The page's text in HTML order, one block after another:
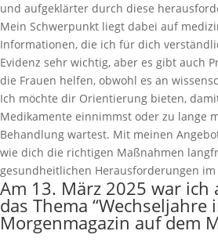
und aufgeklärter durch diese
Mein Schwerpunkt liegt dabei auf
Informationen, die ich für dich
Evidenz sehr wichtig, aber es gibt auch
die Frauen helfen, obwohl es an
Ich möchte dir Orientierung bieten,
Medikamente einnimmst oder zu lange
Behandlung wartest. Mit meinen
wie dich die richtigen Maßnahmen
gesundheitlichen Herausforderungen
Am 13. März 2025 war
das Thema “Wechseljahre
Morgenmagazin auf dem